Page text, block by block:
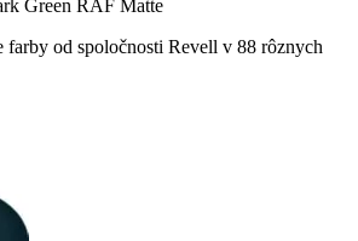
Green RAF Matte
farby od spoločnosti Revell v 88 rôznych